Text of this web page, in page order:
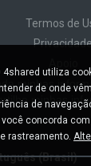
Termos de
minhas
minhas
(Brasil)
4shared utiliza
de onde
de
concorda
rastreamento.